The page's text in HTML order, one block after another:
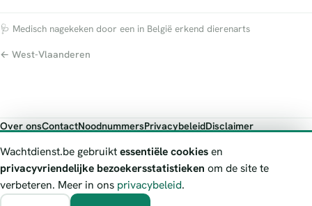
🩺 Medisch nagekeken door een in België erkend dierenarts
← West-Vlaanderen
Over onsContactNoodnummersPrivacybeleidDisclaimer
Wachtdienst.be toont publieke wachtdienst-informatie ter oriëntatie.
Bij levensgevaar bel je altijd 112. Controleer altijd de actuele
wachtregeling bij de vermelde officiële bron.
Wachtdienst.be gebruiktessentiële cookiesen
privacyvriendelijke bezoekersstatistieken om de site te
verbeteren. Meer in ons privacybeleid.